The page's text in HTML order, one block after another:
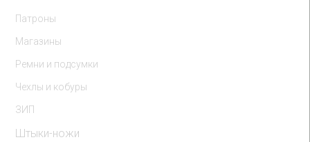
Патроны
Магазины
Ремни и подсумки
Чехлы и кобуры
ЗИП
Штыки-ножи